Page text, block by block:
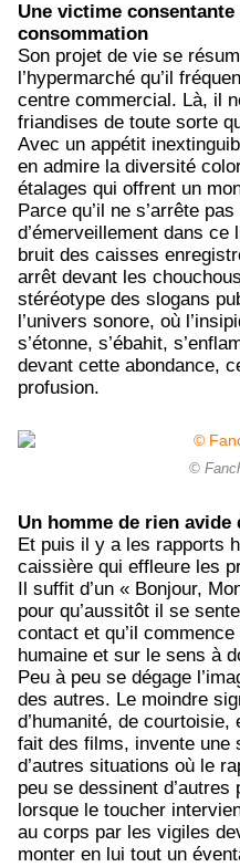
Une victime
consommation
Son projet de vie se
l’hypermarché qu’il
centre commercial. Là, il
friandises de toute sorte
Avec un appétit
en admire la diversité
étalages qui offrent un
Parce qu’il ne s’arrête
d’émerveillement dans
bruit des caisses
arrêt devant les
stéréotype des slogans
l’univers sonore, où
s’étonne, s’ébahit,
devant cette abondance,
profusion.
©
Un homme de rien avide
Et puis il y a les rapports
caissière qui effleure les
Il suffit d’un « Bonjour,
pour qu’aussitôt il se
contact et qu’il
humaine et sur le sens à
Peu à peu se dégage
des autres. Le moindre
d’humanité, de
fait des films, invente une
d’autres situations où le
peu se dessinent
lorsque le toucher
au corps par les vigiles
monter en lui tout un